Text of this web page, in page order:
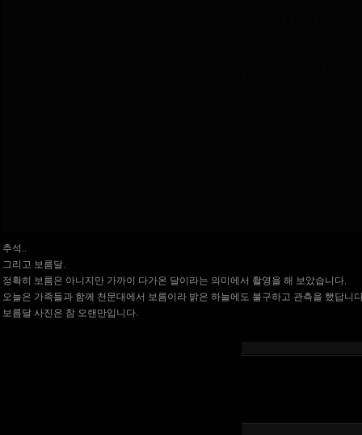
추석..
그리고 보름달.
정확히 보름은 아니지만 가까이 다가온 달이라는 의미에서 촬영을 해 보았습니다.
오늘은 가족들과 함께 천문대에서 보름이라 밝은 하늘에도 불구하고 관측을 했답니
보름달 사진은 참 오랜만입니다.